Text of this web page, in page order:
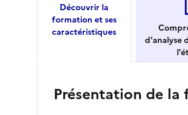
Découvrir la
formation et ses
caractéristiques
d'analyse
Présentation de